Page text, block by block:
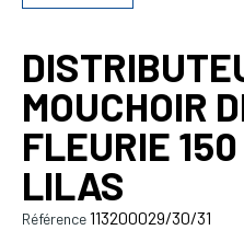
MOUCHOIR
FLEURIE
LILAS
Référence113200029/30/31